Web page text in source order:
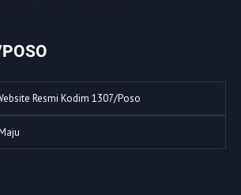
Resmi Kodim 1307/Poso